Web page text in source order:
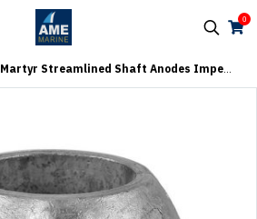
0
Martyr Streamlined Shaft Anodes Imperial 4 Screws